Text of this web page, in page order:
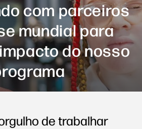
com parceiros
mundial para
do nosso
de trabalhar